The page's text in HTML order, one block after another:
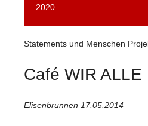
2020.
Statements und Menschen
Café WIR ALLE
Elisenbrunnen 17.05.2014